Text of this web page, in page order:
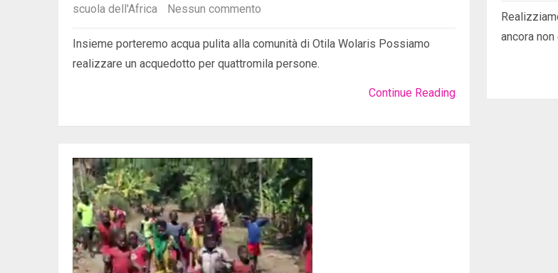
scuola dell'Africa
Nessun commento
Insieme porteremo acqua pulita alla comunità di Otila Wolaris Possiamo
realizzare un acquedotto per quattromila persone.
Continue Reading
ancora